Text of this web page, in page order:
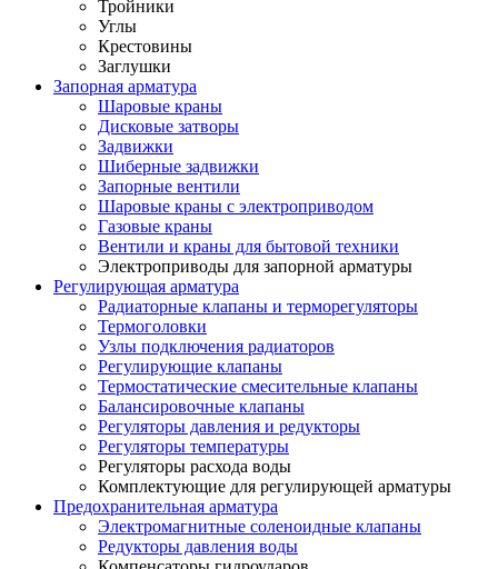
Тройники
Углы
Крестовины
Заглушки
Запорная арматура
Шаровые краны
Дисковые затворы
Задвижки
Шиберные задвижки
Запорные вентили
Шаровые краны с электроприводом
Газовые краны
Вентили и краны для бытовой техники
Электроприводы для запорной арматуры
Регулирующая арматура
Радиаторные клапаны и терморегуляторы
Термоголовки
Узлы подключения радиаторов
Регулирующие клапаны
Термостатические смесительные клапаны
Балансировочные клапаны
Регуляторы давления и редукторы
Регуляторы температуры
Регуляторы расхода воды
Комплектующие для регулирующей арматуры
Предохранительная арматура
Электромагнитные соленоидные клапаны
Редукторы давления воды